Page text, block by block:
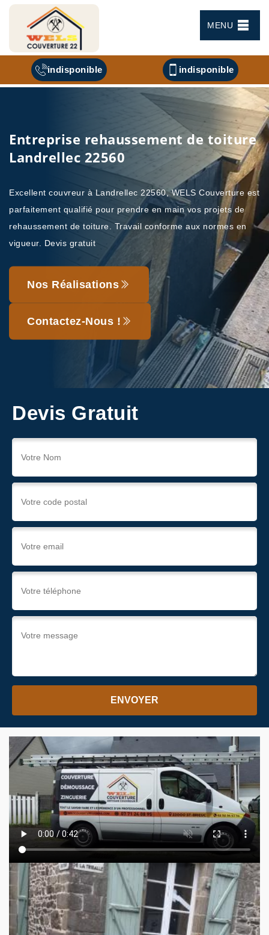
MENU
indisponible indisponible
Entreprise rehaussement de toiture
Landrellec 22560
Excellent couvreur à Landrellec 22560, WELS Couverture est
parfaitement qualifié pour prendre en main vos projets de
rehaussement de toiture. Travail conforme aux normes en
vigueur. Devis gratuit
Nos Réalisations
Contactez-Nous !
Devis Gratuit